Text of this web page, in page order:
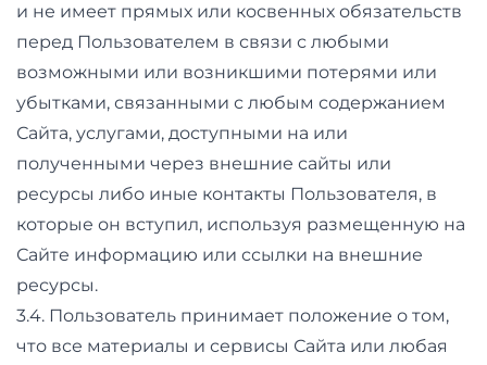
и не имеет прямых или косвенных обязательств
перед Пользователем в связи с любыми
возможными или возникшими потерями или
убытками, связанными с любым содержанием
Сайта, услугами, доступными на или
полученными через внешние сайты или
ресурсы либо иные контакты Пользователя, в
которые он вступил, используя размещенную на
Сайте информацию или ссылки на внешние
ресурсы.
3.4. Пользователь принимает положение о том,
что все материалы и сервисы Сайта или любая